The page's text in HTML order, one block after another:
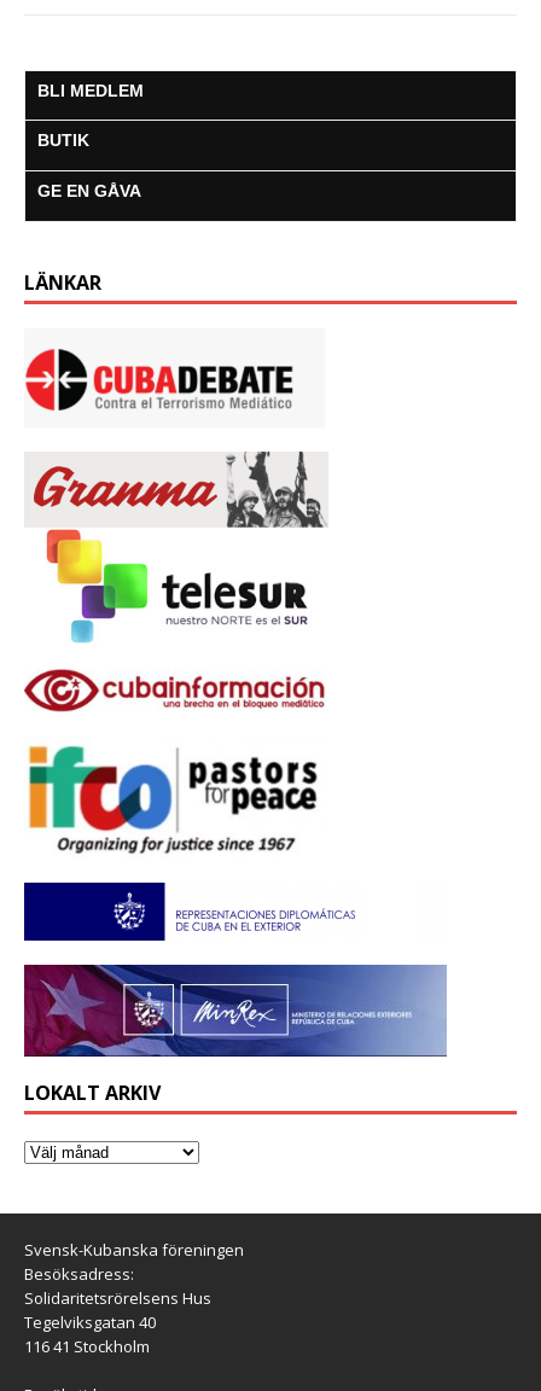
BLI MEDLEM
BUTIK
GE EN GÅVA
LÄNKAR
LOKALT ARKIV
Svensk-Kubanska föreningen
Besöksadress:
Solidaritetsrörelsens Hus
Tegelviksgatan 40
116 41 Stockholm